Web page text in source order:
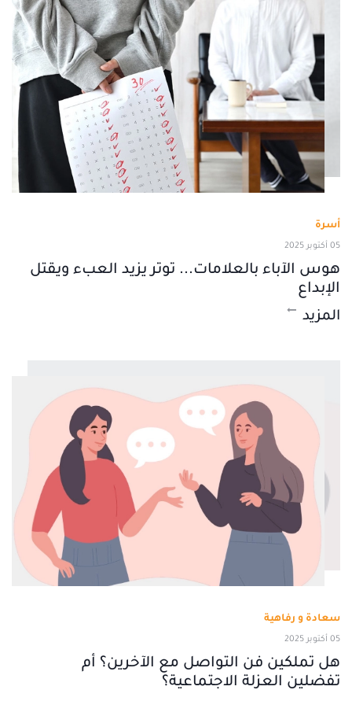
أسرة
05 أكتوبر 2025
هوس الآباء بالعلامات... توتر يزيد العبء ويقتل
الإبداع
المزيد
سعادة و رفاهية
05 أكتوبر 2025
هل تملكين فن التواصل مع الآخرين؟ أم
تفضلين العزلة الاجتماعية؟